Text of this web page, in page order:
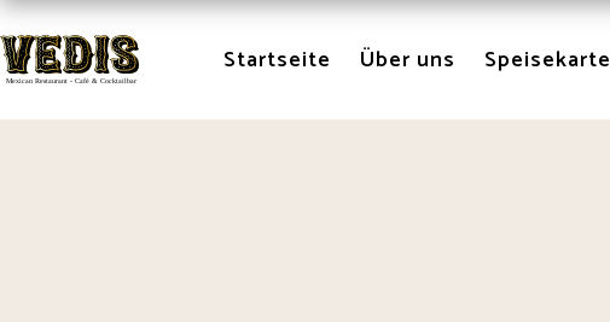
Skip
the
content Startseite Über uns Speisekarte